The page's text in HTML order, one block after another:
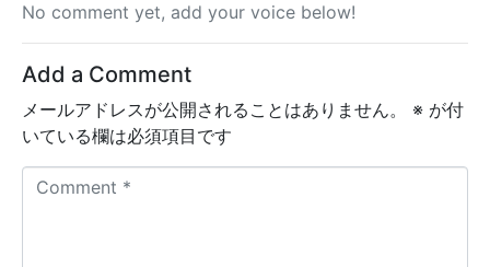
No comment yet, add your voice below!
Add a Comment
メールアドレスが公開されることはありません。 ※ が付
いている欄は必須項目です